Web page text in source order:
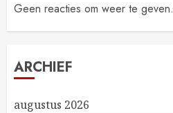
Geen reacties om weer te geven.
ARCHIEF
augustus 2026